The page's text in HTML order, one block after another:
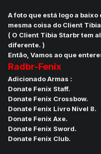
A foto que está logo a baixo
mesma coisa do Client
( O Client Tibia Starbr tem
diferente. )
Então, Vamos ao que
Radbr-Fenix
Adicionado Armas :
Donate Fenix Staff.
Donate Fenix Crossbow.
Donate Fenix Livro Nivel 8.
Donate Fenix Axe.
Donate Fenix Sword.
Donate Fenix Club.